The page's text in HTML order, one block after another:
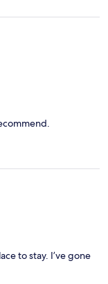
to stay. I’ve gone